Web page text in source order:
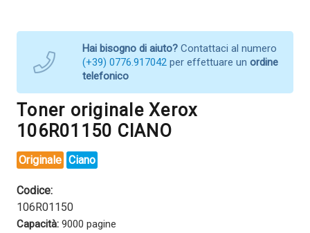
Hai bisogno di aiuto? Contattaci al numero
(+39) 0776.917042 per effettuare un ordine
telefonico
Toner originale Xerox
106R01150 CIANO
Originale Ciano
Codice:
106R01150
Capacità: 9000 pagine